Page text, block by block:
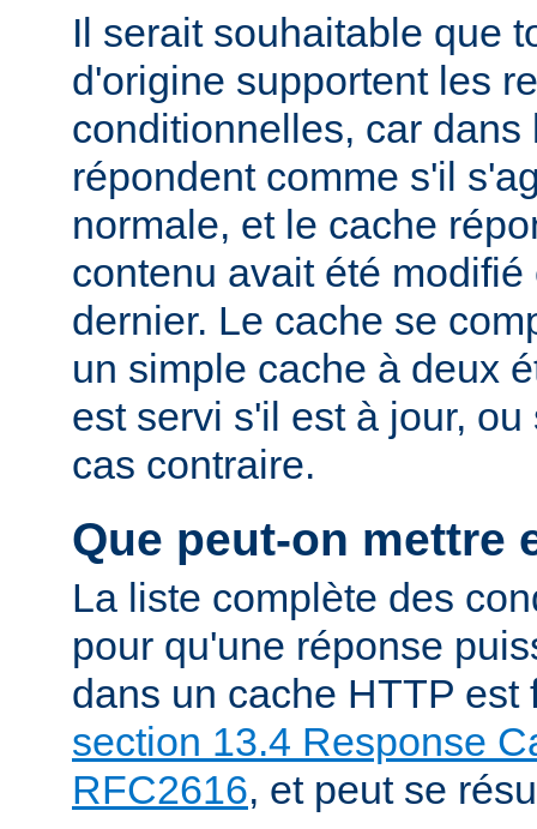
Il serait souhaitable que
d'origine supportent les
conditionnelles, car
répondent comme s'il
normale, et le cache
contenu avait été
dernier. Le cache se
un simple cache à deux
est servi s'il est à jour,
cas contraire.
Que peut-on mettre
La liste complète des
pour qu'une réponse
dans un cache HTTP est
section 13.4 Response
RFC2616, et peut se